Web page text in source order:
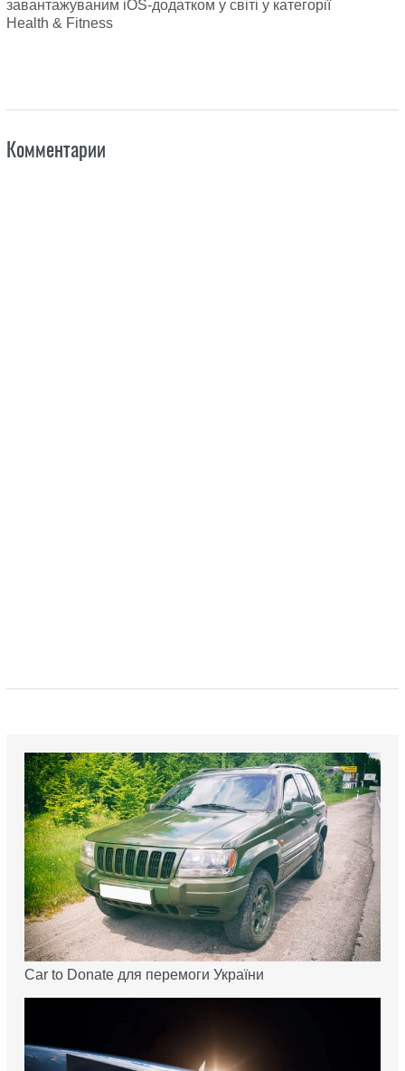
завантажуваним iOS-додатком у світі у категорії
Health & Fitness
Комментарии
Car to Donate для перемоги України